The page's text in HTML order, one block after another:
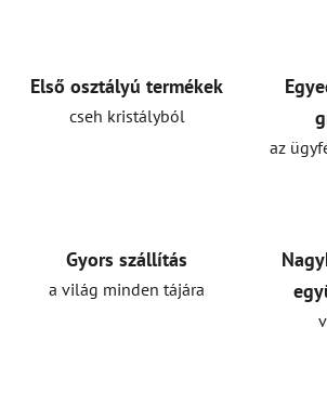
Első osztályú termékek
cseh kristályból
az
Gyors szállítás
a világ minden tájára